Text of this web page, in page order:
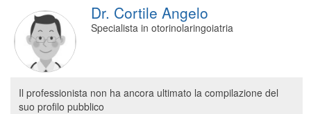
Dr. Cortile Angelo
Specialista in otorinolaringoiatria
Il professionista non ha ancora ultimato la compilazione del
suo profilo pubblico